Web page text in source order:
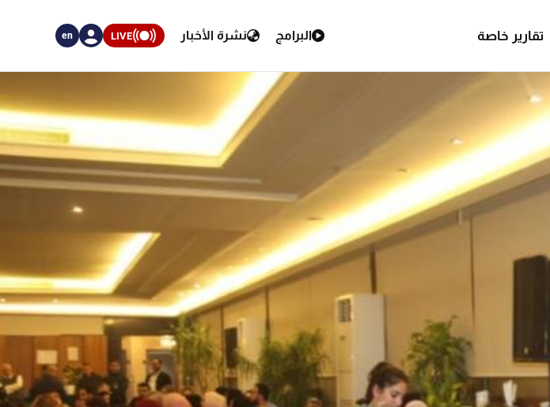
تقارير خاصة البرامج نشرة الأخبار LIVE
en